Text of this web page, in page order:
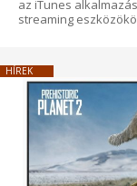
az iTunes
streaming
HÍREK